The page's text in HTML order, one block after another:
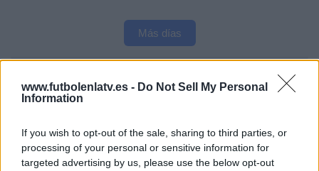
www.futbolenlatv.es - Do Not Sell My Personal
Information
If you wish to opt-out of the sale, sharing to third parties, or
processing of your personal or sensitive information for
targeted advertising by us, please use the below opt-out
Más días
FEMENINO EN TELEVISIÓN EN ESPAÑA
estadísticos de cuándo y dónde se televisan los partidos deFútboldel
equipoAt. Madrid C FemeninoenEspaña, que fue el21/11/2021
podemos dar los siguientes datos: